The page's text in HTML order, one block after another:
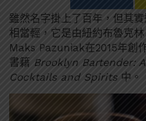
雖然名字掛上了百年，但其
相當輕，它是由紐約布魯克
Maks Pazuniak在2015年創
書籍 Brooklyn Bartender:
Cocktails and Spirits 中。